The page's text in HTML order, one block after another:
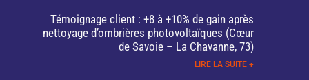
Témoignage client : +8 à +10% de gain après
nettoyage d’ombrières photovoltaïques (Cœur
de Savoie – La Chavanne, 73)
LIRE LA SUITE +